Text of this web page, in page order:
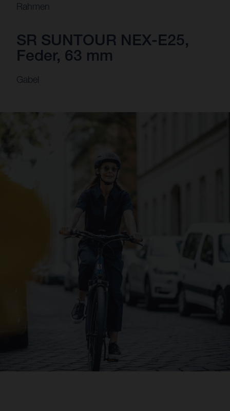
Rahmen
SR SUNTOUR NEX-E25,
Feder, 63 mm
Gabel